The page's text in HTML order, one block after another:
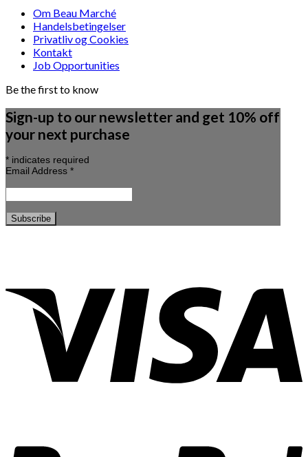
Om Beau Marché
Handelsbetingelser
Privatliv og Cookies
Kontakt
Job Opportunities
Be the first to know
Sign-up to our newsletter and get 10% off
your next purchase
* indicates required
Email Address *